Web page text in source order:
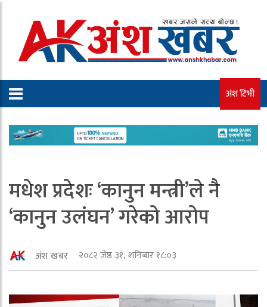
अंश टिभी
मधेश प्रदेशः ‘कानुन मन्त्री’ले नै
‘कानुन उलंघन’ गरेको आरोप
अंश खबर २०८२ जेष्ठ ३१, शनिबार १८:०३